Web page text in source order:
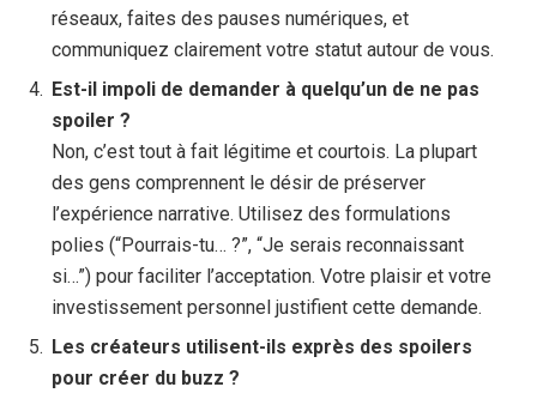
réseaux, faites des pauses numériques, et
communiquez clairement votre statut autour de vous.
Est-il impoli de demander à quelqu’un de ne pas
spoiler ?
Non, c’est tout à fait légitime et courtois. La plupart
des gens comprennent le désir de préserver
l’expérience narrative. Utilisez des formulations
polies (“Pourrais-tu… ?”, “Je serais reconnaissant
si…”) pour faciliter l’acceptation. Votre plaisir et votre
investissement personnel justifient cette demande.
Les créateurs utilisent-ils exprès des spoilers
pour créer du buzz ?